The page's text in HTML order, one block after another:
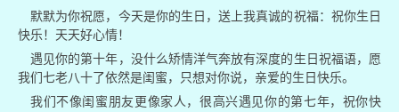
默默为你祝愿，今天是你的生日，送上我真诚的祝福：祝你生日
快乐！天天好心情！
遇见你的第十年，没什么矫情洋气奔放有深度的生日祝福语，愿
我们七老八十了依然是闺蜜，只想对你说，亲爱的生日快乐。
我们不像闺蜜朋友更像家人，很高兴遇见你的第七年，祝你快